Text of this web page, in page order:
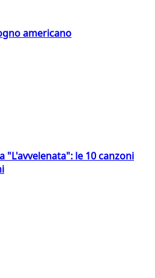
americano
"L'avvelenata": le 10 canzoni